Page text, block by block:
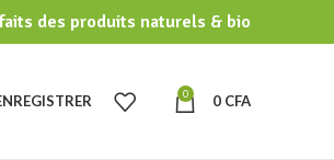
des produits naturels & bio
0 0 CFA